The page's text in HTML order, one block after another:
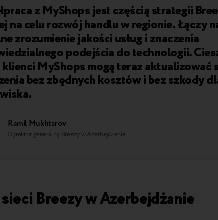
z MyShops jest częścią strategii
na celu rozwój handlu w regionie. Łączy
zrozumienie jakości usług i znaczenia
podejścia do technologii.
klienci MyShops mogą teraz aktualizować
bez zbędnych kosztów i bez szkody
Ramil Mukhtarov
Dyrektor generalny Breezy w Azerbejdżanie
Breezy w Azerbejdżanie